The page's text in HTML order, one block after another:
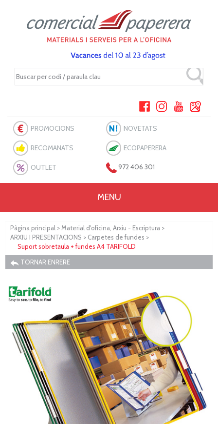
PROMOCIONS NOVETATS
RECOMANATS ECOPAPERERA
OUTLET 972 406 301
MENU
Pàgina principal > Material d'oficina, Arxiu - Escriptura >
ARXIU I PRESENTACIONS > Carpetes de fundes >
Suport sobretaula + fundes A4 TARIFOLD
TORNAR ENRERE